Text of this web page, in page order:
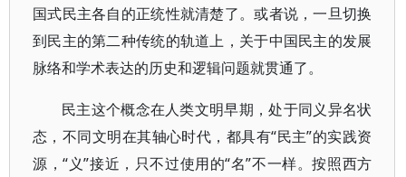
国式民主各自的正统性就清楚了。或者说，一旦切换
到民主的第二种传统的轨道上，关于中国民主的发展
脉络和学术表达的历史和逻辑问题就贯通了。
民主这个概念在人类文明早期，处于同义异名状
态，不同文明在其轴心时代，都具有“民主”的实践资
源，“义”接近，只不过使用的“名”不一样。按照西方